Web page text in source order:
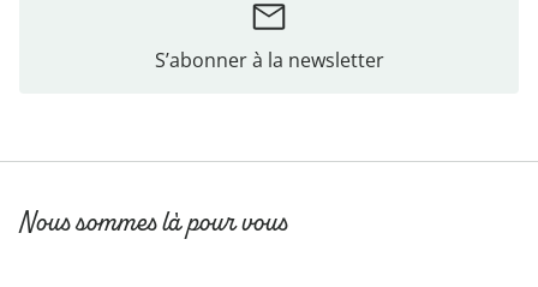
S’abonner à la newsletter
Nous sommes là pour vous